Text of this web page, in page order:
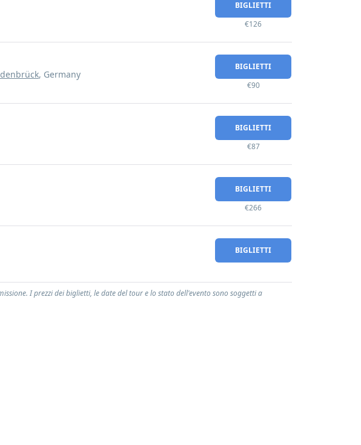
BIGLIETTI
€126
, Germany
BIGLIETTI
€90
BIGLIETTI
€87
BIGLIETTI
€266
BIGLIETTI
I prezzi dei biglietti, le date del tour e lo stato dell'evento sono soggetti a